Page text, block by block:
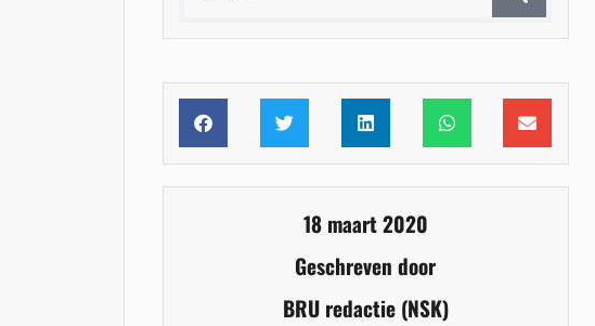
18 maart 2020
Geschreven door
BRU redactie (NSK)